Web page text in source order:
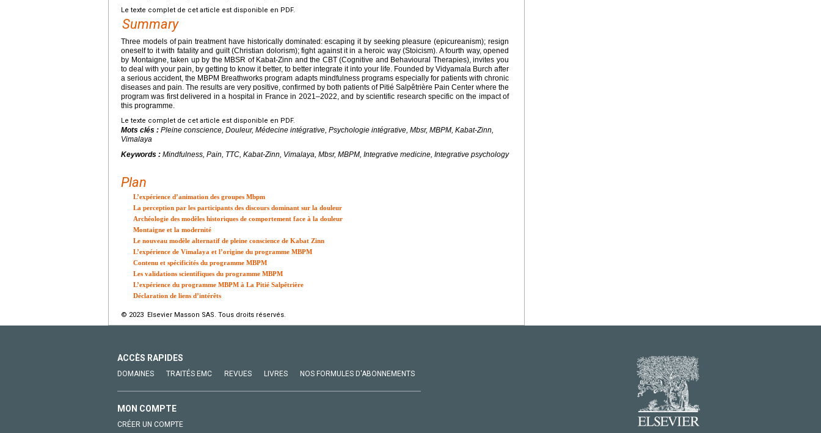
Le texte complet de cet article est disponible en PDF.
Summary
Three models of pain treatment have historically dominated: escaping it by seeking pleasure (epicureanism); resign
oneself to it with fatality and guilt (Christian dolorism); fight against it in a heroic way (Stoicism). A fourth way, opened
by Montaigne, taken up by the MBSR of Kabat-Zinn and the CBT (Cognitive and Behavioural Therapies), invites you
to deal with your pain, by getting to know it better, to better integrate it into your life. Founded by Vidyamala Burch after
a serious accident, the MBPM Breathworks program adapts mindfulness programs especially for patients with chronic
diseases and pain. The results are very positive, confirmed by both patients of Pitié Salpêtrière Pain Center where the
program was first delivered in a hospital in France in 2021–2022, and by scientific research specific on the impact of
this programme.
Le texte complet de cet article est disponible en PDF.
Mots clés : Pleine conscience, Douleur, Médecine intégrative, Psychologie intégrative, Mbsr, MBPM, Kabat-Zinn,
Vimalaya
Keywords : Mindfulness, Pain, TTC, Kabat-Zinn, Vimalaya, Mbsr, MBPM, Integrative medicine, Integrative psychology
Plan
L’expérience d’animation des groupes Mbpm
La perception par les participants des discours dominant sur la douleur
Archéologie des modèles historiques de comportement face à la douleur
Montaigne et la modernité
Le nouveau modèle alternatif de pleine conscience de Kabat Zinn
L’expérience de Vimalaya et l’origine du programme MBPM
Contenu et spécificités du programme MBPM
Les validations scientifiques du programme MBPM
L’expérience du programme MBPM à La Pitié Salpêtrière
Déclaration de liens d’intérêts
© 2023 Elsevier Masson SAS. Tous droits réservés.
ACCÈS RAPIDES
DOMAINES TRAITÉS EMC REVUES LIVRES NOS FORMULES D'ABONNEMENTS
MON COMPTE
CRÉER UN COMPTE